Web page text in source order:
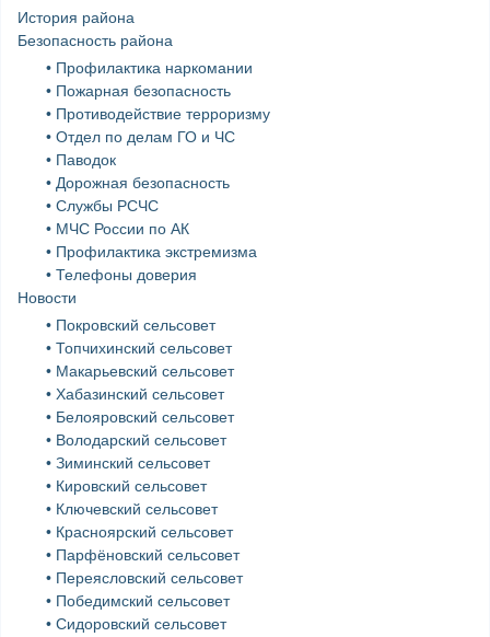
История района
Безопасность района
• Профилактика наркомании
• Пожарная безопасность
• Противодействие терроризму
• Отдел по делам ГО и ЧС
• Паводок
• Дорожная безопасность
• Службы РСЧС
• МЧС России по АК
• Профилактика экстремизма
• Телефоны доверия
Новости
• Покровский сельсовет
• Топчихинский сельсовет
• Макарьевский сельсовет
• Хабазинский сельсовет
• Белояровский сельсовет
• Володарский сельсовет
• Зиминский сельсовет
• Кировский сельсовет
• Ключевский сельсовет
• Красноярский сельсовет
• Парфёновский сельсовет
• Переясловский сельсовет
• Победимский сельсовет
• Сидоровский сельсовет